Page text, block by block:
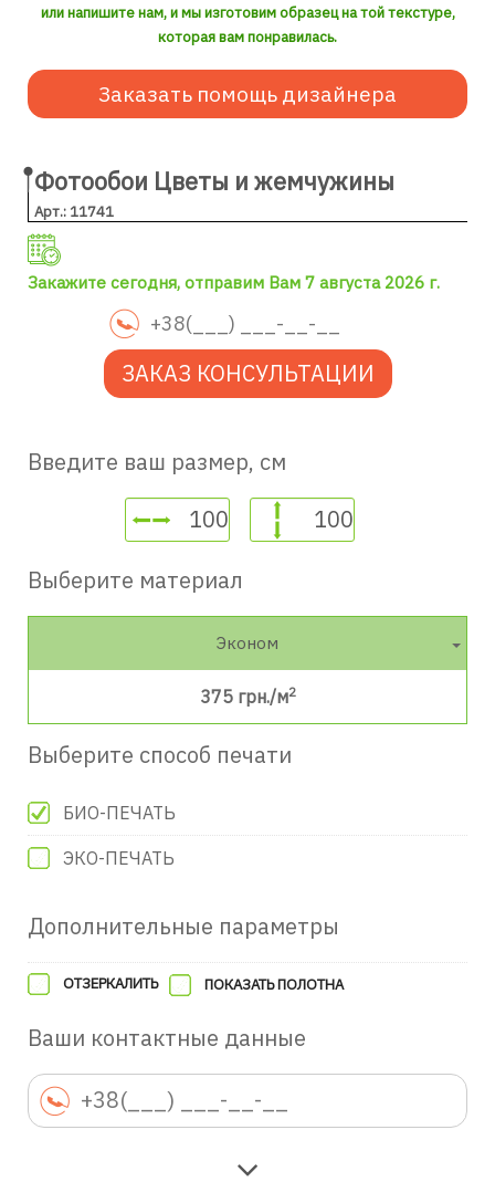
или напишите нам, и мы изготовим образец на той текстуре,
которая вам понравилась.
Заказать помощь дизайнера
Фотообои Цветы и жемчужины
Арт.: 11741
Закажите сегодня, отправим Вам 7 августа 2026 г.
ЗАКАЗ КОНСУЛЬТАЦИИ
Введите ваш размер, см
Выберите материал
Эконом
375 грн./м2
Выберите способ печати
БИО-ПЕЧАТЬ
ЭКО-ПЕЧАТЬ
Дополнительные параметры
ОТЗЕРКАЛИТЬ ПОКАЗАТЬ ПОЛОТНА
Ваши контактные данные